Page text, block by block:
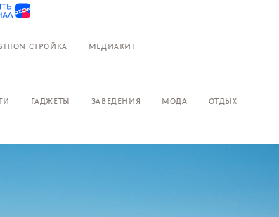
СТРОЙКА МЕДИАКИТ
ГАДЖЕТЫ ЗАВЕДЕНИЯ МОДА ОТДЫХ